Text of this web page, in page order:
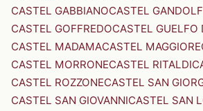
CASTEL GABBIANOCASTEL
CASTEL GOFFREDOCASTEL GUELFO
CASTEL MADAMACASTEL MAGGIORE
CASTEL MORRONECASTEL RITALDI
CASTEL ROZZONECASTEL SAN
CASTEL SAN GIOVANNICASTEL SAN